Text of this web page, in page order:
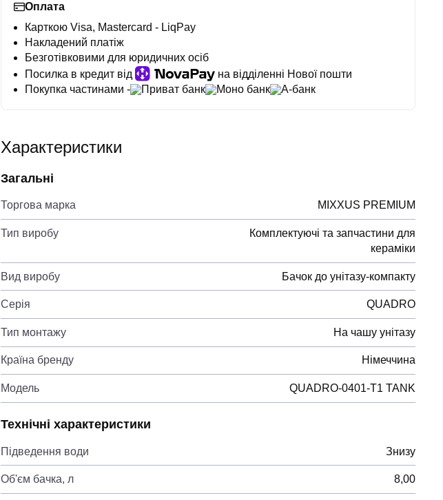
Оплата
Карткою Visa, Mastercard - LiqPay
Накладений платіж
Безготівковими для юридичних осіб
Посилка в кредит від
на відділенні Нової пошти
Покупка частинами -
Приват банк Моно банк А-банк
Характеристики
Загальні
Торгова марка MIXXUS PREMIUM
Тип виробу
Комплектуючі та запчастини для
кераміки
Вид виробу Бачок до унітазу-компакту
Серія QUADRO
Тип монтажу На чашу унітазу
Країна бренду Німеччина
Модель QUADRO-0401-T1 TANK
Технічні характеристики
Підведення води Знизу
Об'єм бачка, л 8,00